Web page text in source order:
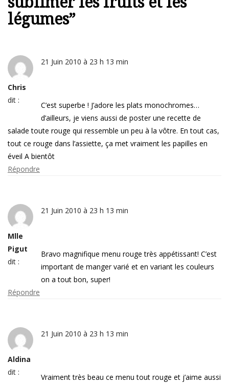
légumes”
Chris
dit :
21 Juin 2010 à 23 h 13 min
C’est superbe ! J’adore les plats monochromes…
d’ailleurs, je viens aussi de poster une recette de
salade toute rouge qui ressemble un peu à la vôtre. En tout cas,
tout ce rouge dans l’assiette, ça met vraiment les papilles en
éveil A bientôt
Répondre
Mlle
Pigut
dit :
21 Juin 2010 à 23 h 13 min
Bravo magnifique menu rouge très appétissant! C’est
important de manger varié et en variant les couleurs
on a tout bon, super!
Répondre
Aldina
dit :
21 Juin 2010 à 23 h 13 min
Vraiment très beau ce menu tout rouge et j’aime aussi